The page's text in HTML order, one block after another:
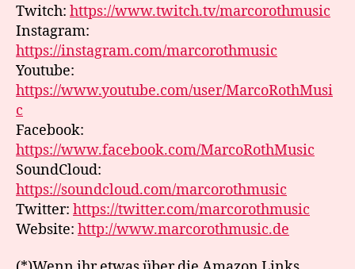
Twitch: https://www.twitch.tv/marcorothmusic
Instagram:
https://instagram.com/marcorothmusic
Youtube:
https://www.youtube.com/user/MarcoRothMusi
c
Facebook:
https://www.facebook.com/MarcoRothMusic
SoundCloud:
https://soundcloud.com/marcorothmusic
Twitter: https://twitter.com/marcorothmusic
Website: http://www.marcorothmusic.de